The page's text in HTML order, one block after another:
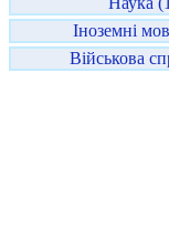
Іноземні
Військова